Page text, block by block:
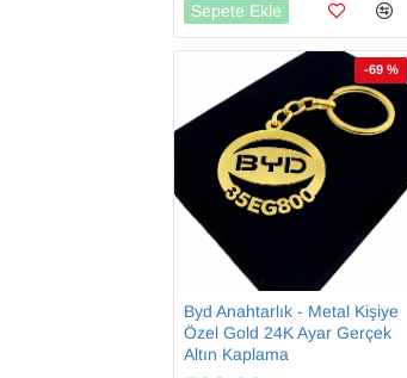
Sepete Ekle
-69 %
Byd Anahtarlık - Metal Kişiye
Özel Gold 24K Ayar Gerçek
Altın Kaplama